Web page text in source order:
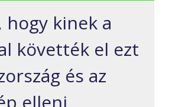
hogy kinek a
követték el ezt
és az
elleni